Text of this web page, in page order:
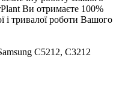
Ви отримаєте 100%
і тривалої роботи Вашого
C5212, C3212